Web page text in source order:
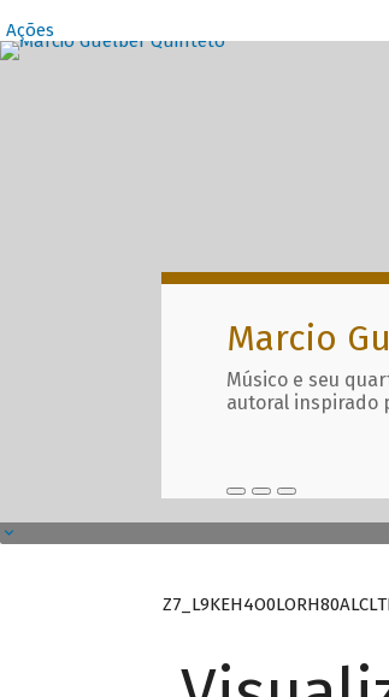
Ações
Destaques
Marcio
Músico e seu
autoral inspirado